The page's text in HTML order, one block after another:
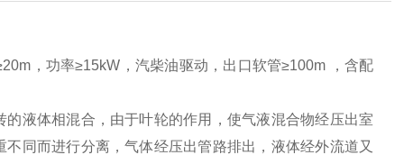
，功率≥15kW，汽柴油驱动，出口软管≥100m ，含配
液体相混合，由于叶轮的作用，使气液混合物经压出室
同而进行分离，气体经压出管路排出，液体经外流道又